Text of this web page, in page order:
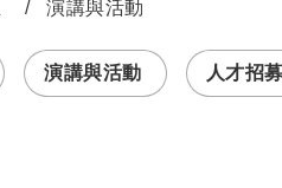
演講與活動
演講與活動 人才招